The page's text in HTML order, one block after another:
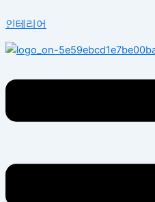
텐
츠
로
너
기
인테리어